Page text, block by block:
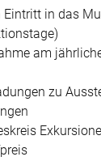
Eintritt in das
am
zu